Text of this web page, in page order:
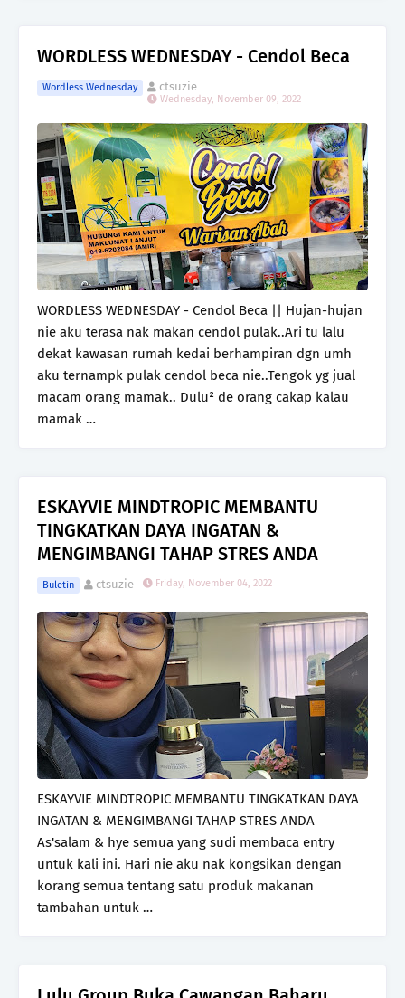
WORDLESS WEDNESDAY - Cendol Beca
Wordless Wednesday ctsuzie
Wednesday, November 09, 2022
WORDLESS WEDNESDAY - Cendol Beca || Hujan-hujan
nie aku terasa nak makan cendol pulak..Ari tu lalu
dekat kawasan rumah kedai berhampiran dgn umh
aku ternampk pulak cendol beca nie..Tengok yg jual
macam orang mamak.. Dulu² de orang cakap kalau
mamak …
ESKAYVIE MINDTROPIC MEMBANTU
TINGKATKAN DAYA INGATAN &
MENGIMBANGI TAHAP STRES ANDA
Buletin ctsuzie Friday, November 04, 2022
ESKAYVIE MINDTROPIC MEMBANTU TINGKATKAN DAYA
INGATAN & MENGIMBANGI TAHAP STRES ANDA
As'salam & hye semua yang sudi membaca entry
untuk kali ini. Hari nie aku nak kongsikan dengan
korang semua tentang satu produk makanan
tambahan untuk …